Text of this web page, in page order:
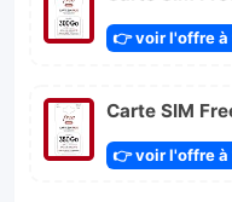
👉 voir l'offre à
Carte SIM
👉 voir l'offre à